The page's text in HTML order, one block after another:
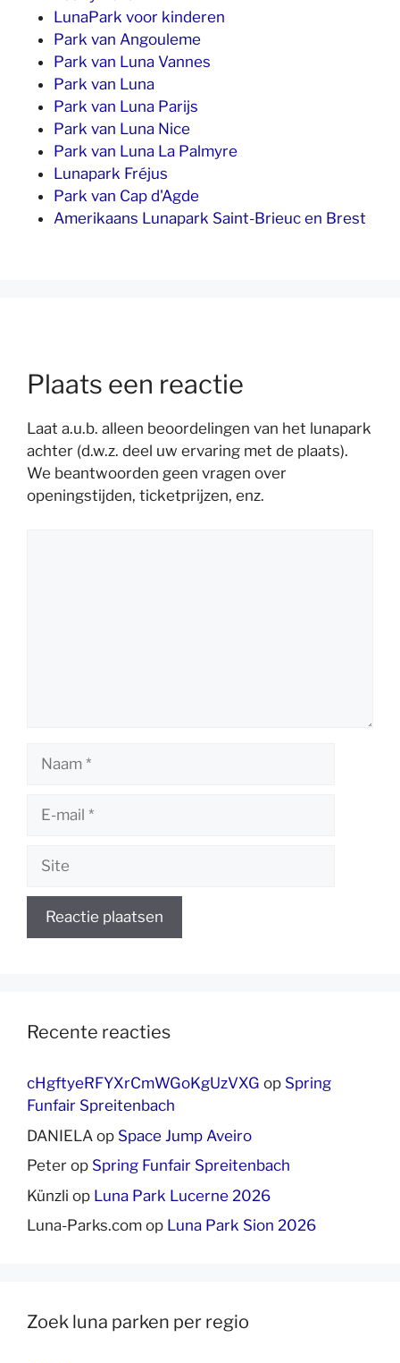
LunaPark voor kinderen
Park van Angouleme
Park van Luna Vannes
Park van Luna
Park van Luna Parijs
Park van Luna Nice
Park van Luna La Palmyre
Lunapark Fréjus
Park van Cap d'Agde
Amerikaans Lunapark Saint-Brieuc en Brest
Plaats een reactie
Laat a.u.b. alleen beoordelingen van het lunapark
achter (d.w.z. deel uw ervaring met de plaats).
We beantwoorden geen vragen over
openingstijden, ticketprijzen, enz.
Naam
Site
Recente reacties
cHgftyeRFYXrCmWGoKgUzVXG op Spring
Funfair Spreitenbach
DANIELA op Space Jump Aveiro
Peter op Spring Funfair Spreitenbach
Künzli op Luna Park Lucerne 2026
Luna-Parks.com op Luna Park Sion 2026
Zoek luna parken per regio